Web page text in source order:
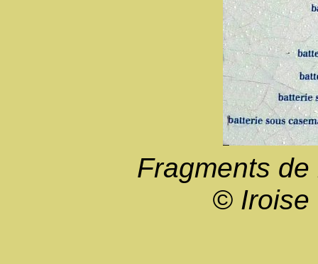
Fragments
© Iroise